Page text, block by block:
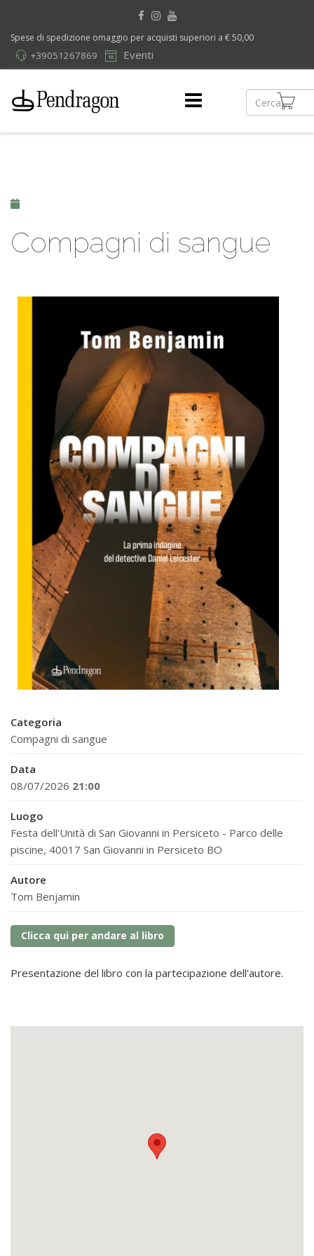
Spese di spedizione omaggio per acquisti superiori a € 50,00
Eventi
+39051267869
Compagni di sangue
Categoria
Compagni di sangue
Data
08/07/2026 21:00
Luogo
Festa dell'Unità di San Giovanni in Persiceto - Parco delle
piscine, 40017 San Giovanni in Persiceto BO
Autore
Tom Benjamin
Clicca qui per andare al libro
Presentazione del libro con la partecipazione dell'autore.